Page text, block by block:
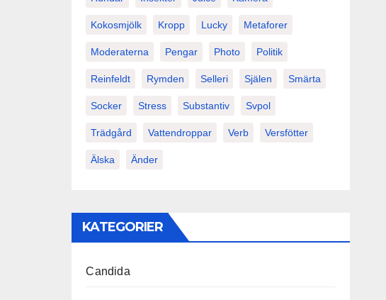
Kokosmjölk Kropp Lucky Metaforer
Moderaterna Pengar Photo Politik
Reinfeldt Rymden Selleri Själen Smärta
Socker Stress Substantiv Svpol
Trädgård Vattendroppar Verb Versfötter
Älska Änder
KATEGORIER
Candida